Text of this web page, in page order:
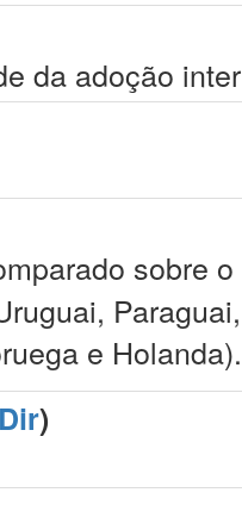
da adoção
sobre
e Holanda).
)